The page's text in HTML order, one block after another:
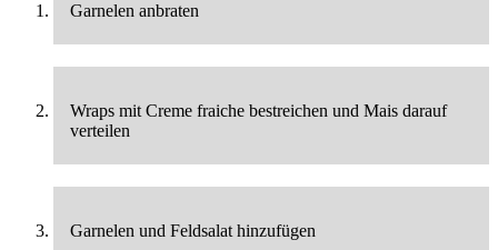
Garnelen anbraten
Wraps mit Creme fraiche bestreichen und Mais darauf
verteilen
Garnelen und Feldsalat hinzufügen